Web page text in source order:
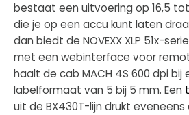
bestaat een uitvoering op 16,5
die je op een accu kunt laten
dan biedt de NOVEXX XLP 51x-
met een webinterface voor
haalt de cab MACH 4S 600 dpi bij
labelformaat van 5 bij 5 mm. Een
uit de BX430T-lijn drukt eveneens